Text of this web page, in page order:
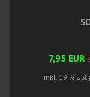
7,95 EUR
inkl. 19 % USt